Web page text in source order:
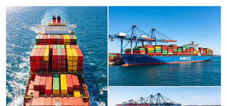
食品进口报关
其他杂项进口报
关清关